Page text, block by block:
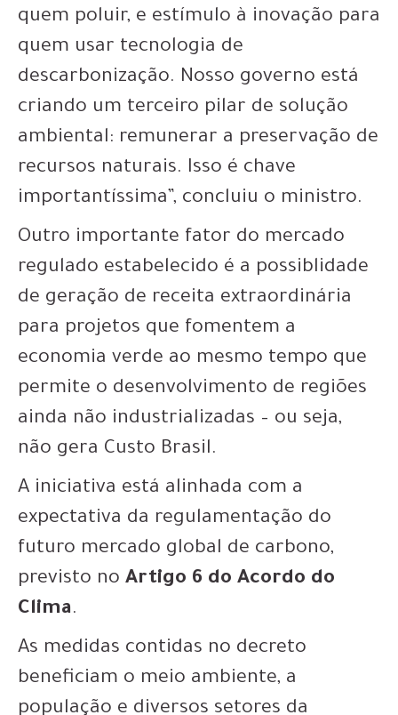
quem poluir, e estímulo à inovação para
quem usar tecnologia de
descarbonização. Nosso governo está
criando um terceiro pilar de solução
ambiental: remunerar a preservação de
recursos naturais. Isso é chave
importantíssima”, concluiu o ministro.
Outro importante fator do mercado
regulado estabelecido é a possiblidade
de geração de receita extraordinária
para projetos que fomentem a
economia verde ao mesmo tempo que
permite o desenvolvimento de regiões
ainda não industrializadas – ou seja,
não gera Custo Brasil.
A iniciativa está alinhada com a
expectativa da regulamentação do
futuro mercado global de carbono,
previsto no Artigo 6 do Acordo do
Clima.
As medidas contidas no decreto
beneficiam o meio ambiente, a
população e diversos setores da